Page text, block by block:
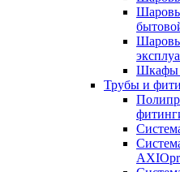
Шкафы
Трубы и